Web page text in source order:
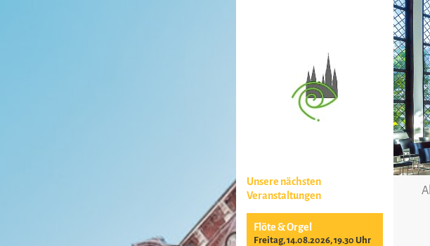
Unsere nächsten
Veranstaltungen
Flöte & Orgel
Freitag, 14.08.2026, 19.30 Uhr